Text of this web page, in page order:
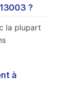
?
la plupart
à